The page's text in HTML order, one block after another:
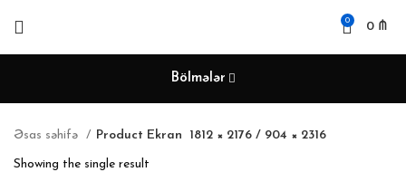
0 0 ₼
Bölmələr
Əsas səhifə Product Ekran 1812 × 2176 / 904 × 2316
Showing the single result